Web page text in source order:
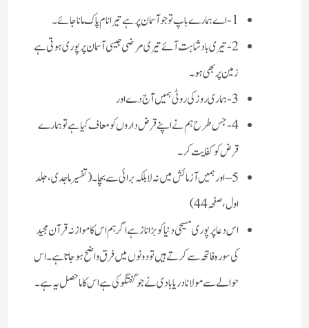
1- اے ہمارے باپ تو جو آسمان پر ہے تیرا نام پاک مانا جائے ۔
2- تیری بادشاہت آئے تیری مرضی جیسی آسمان پر پوری ہوتی ہے
زمین پر بھی ہو ۔
3- ہماری روز کی روٹی ہمیں آج دے اور
4- جس طرح ہم نے اپنے قرض داروں کو معاف کیا ہے تو ہمارے
قرض کو کفایت کر ۔
5 – اور ہمیں آزمائش میں نہ لا بلکہ برائی سے بچا۔ (تفسیر ماجدی ، جلد
اول ، صفحہ 44)
اس دعا پر پوری مسیحی دنیا کو بڑا ناز ہے اگر ہم اس کا موازنہ قرآن مجید
کی سورہ فاتحہ سے کرتے ہیں تو دونوں میں فرق واضح ہو جاتا ہے ۔ اس
حوالے سے مولانا دریابادی نے جو گفتگو کی ہے اس کا ماحصل یہ ہے۔